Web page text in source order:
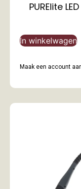
PURElite
In winkelwagen
Maak een account